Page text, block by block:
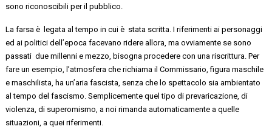
sono riconoscibili per il pubblico.
La farsaè legata al tempo in cui è stata scritta. I riferimenti ai personaggi
ed ai politici dell’epoca facevano ridere allora, ma ovviamente se sono
passati due millenni e mezzo, bisogna procedere con una riscrittura. Per
fare un esempio, l’atmosfera che richiama il Commissario, figura maschile
e maschilista, ha un’aria fascista, senza che lo spettacolo sia ambientato
al tempo del fascismo. Semplicemente quel tipo di prevaricazione,di
violenza , di superomismo, a noi rimandaautomaticamente a quelle
situazioni, a quei riferimenti.